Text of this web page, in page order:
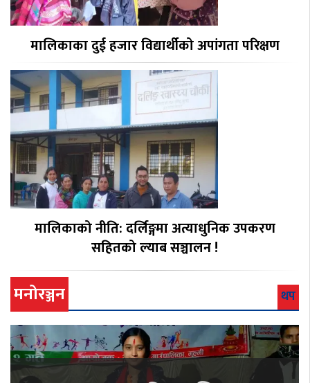
मालिकाका दुई हजार विद्यार्थीको अपांगता परिक्षण
मालिकाको नीति: दर्लिङ्गमा अत्याधुनिक उपकरण
सहितको ल्याब सञ्चालन !
मनोरञ्जन थप